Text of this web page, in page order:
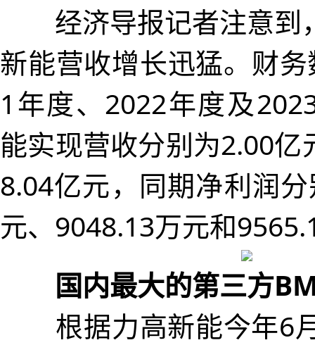
经济导报记者注意到
新能营收增长迅猛。财
1年度、2022年度及
能实现营收分别为2.00亿
8.04亿元，同期净利润
元、9048.13万元和
国内最大的第三方
根据力高新能今年6